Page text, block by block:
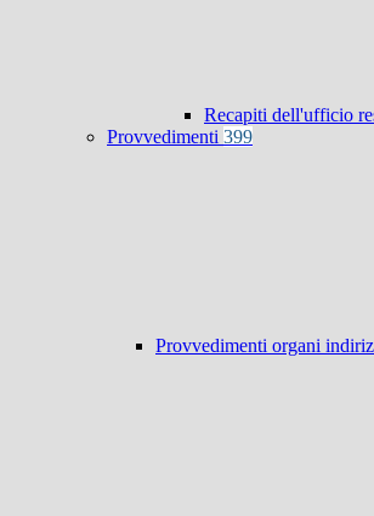
Recapiti dell'ufficio
Provvedimenti 399
Provvedimenti organi